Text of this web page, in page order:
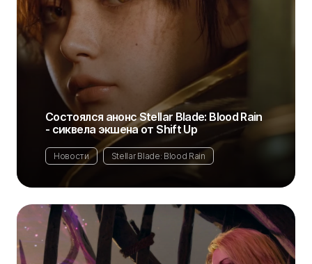
Состоялся анонс Stellar Blade: Blood Rain
- сиквела экшена от Shift Up
Новости Stellar Blade: Blood Rain